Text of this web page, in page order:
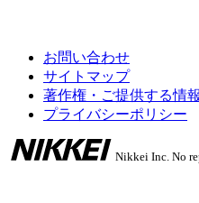
お問い合わせ
サイトマップ
著作権・ご提供する情
プライバシーポリシー
Nikkei Inc. No